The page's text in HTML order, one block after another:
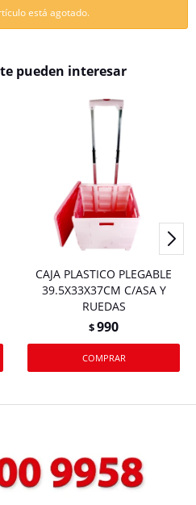
está agotado.
pueden interesar
CAJA PLASTICO PLEGABLE
39.5X33X37CM C/ASA Y
RUEDAS
$990